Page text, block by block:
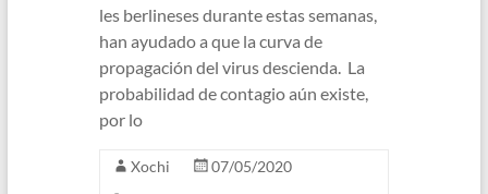
les berlineses durante estas semanas,
han ayudado a que la curva de
propagación del virus descienda. La
probabilidad de contagio aún existe,
por lo
Xochi
07/05/2020